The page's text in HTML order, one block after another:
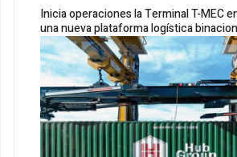
Inicia operaciones la Terminal T-MEC
una nueva plataforma logística